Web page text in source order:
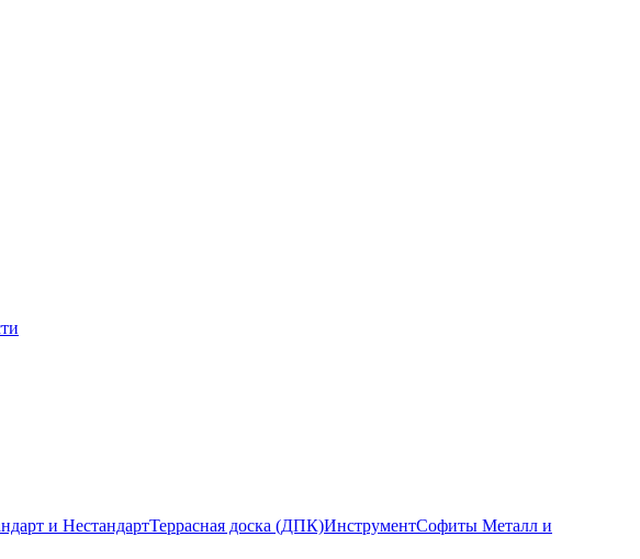
и НестандартТеррасная доска (ДПК)ИнструментСофиты Металл и